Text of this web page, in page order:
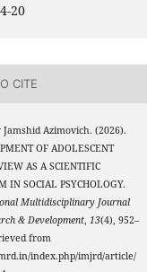
20
CITE
Jamshid Azimovich. (2026).
OF ADOLESCENT
AS A SCIENTIFIC
IN SOCIAL PSYCHOLOGY.
Multidisciplinary Journal
& Development,13(4), 952–
from
index.php/imjrd/article/